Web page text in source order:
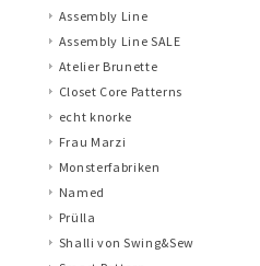
Assembly Line
Assembly Line SALE
Atelier Brunette
Closet Core Patterns
echt knorke
Frau Marzi
Monsterfabriken
Named
Prülla
Shalli von Swing&Sew